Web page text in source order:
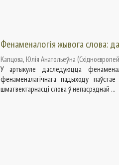
Фенаменалогiя жывога слова:
Капцова, Юлiя Анатольеўна (
У артыкуле даследуюцца
фенаменалагічнага падыходу
шматвектарнасці слова ў непасрэднай ...